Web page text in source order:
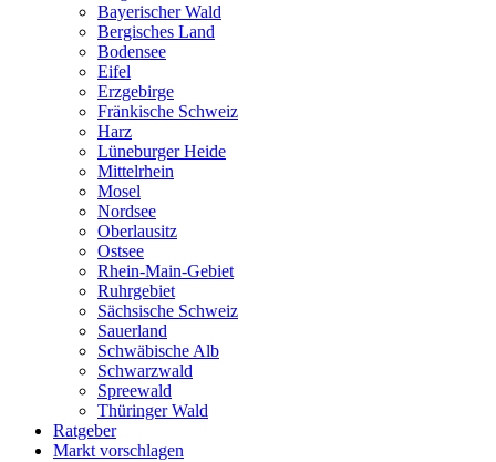
Bayerischer Wald
Bergisches Land
Bodensee
Eifel
Erzgebirge
Fränkische Schweiz
Harz
Lüneburger Heide
Mittelrhein
Mosel
Nordsee
Oberlausitz
Ostsee
Rhein-Main-Gebiet
Ruhrgebiet
Sächsische Schweiz
Sauerland
Schwäbische Alb
Schwarzwald
Spreewald
Thüringer Wald
Ratgeber
Markt vorschlagen